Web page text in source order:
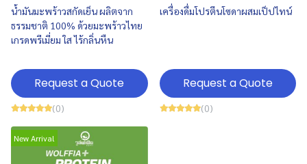
น้ำมันมะพร้าวสกัดเย็น ผลิตจาก
ธรรมชาติ 100% ด้วยมะพร้าวไทย
เกรดพรีเมี่ยม ใส ไร้กลิ่นหืน
Request a Quote
(0)
เครื่องดื่มโปรตีนโซดาผสมเป็ปไทน์
Request a Quote
(0)
New Arrival